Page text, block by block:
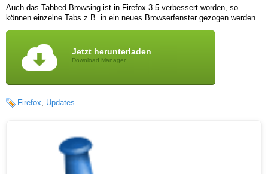
Auch das Tabbed-Browsing ist in Firefox 3.5 verbessert worden, so
können einzelne Tabs z.B. in ein neues Browserfenster gezogen werden.
Jetzt herunterladen
Download Manager
Firefox, Updates